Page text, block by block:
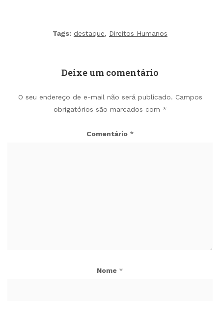
Tags: destaque, Direitos Humanos
Deixe um comentário
O seu endereço de e-mail não será publicado. Campos
obrigatórios são marcados com *
Comentário *
Nome *